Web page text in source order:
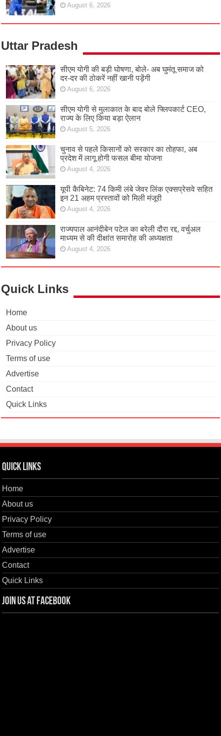
August 6, 2026
Uttar Pradesh
सीएम योगी की बड़ी घोषणा, बोले- अब घुमंतू समाज को
दर-दर की ठोकरें नहीं खानी पड़ेंगी
August 6, 2026
सीएम योगी से मुलाकात के बाद बोले फ्लिपकार्ट CEO,
राज्य के लिए किया बड़ा ऐलान
August 5, 2026
चुनाव से पहले किसानों को सरकार का तोहफा, अब
प्रदेश में लागू होगी फसल बीमा योजना
August 4, 2026
यूपी कैबिनेट: 74 किमी लंबे जेवर लिंक एक्सप्रेसवे सहित
इन 21 अहम प्रस्तावों को मिली मंजूरी
August 4, 2026
राज्यपाल आनंदीबेन पटेल का बरेली दौरा रद्द, वर्चुअल
माध्यम से की दीक्षांत समारोह की अध्यक्षता
August 4, 2026
Quick Links
Home
About us
Privacy Policy
Terms of use
Advertise
Contact
Quick Links
Quick Links
Home
About us
Privacy Policy
Terms of use
Advertise
Contact
Quick Links
Join us at Facebook